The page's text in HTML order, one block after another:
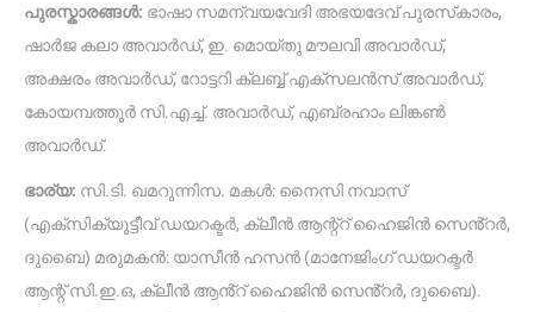
പുരസ്കാരങ്ങൾ: ഭാഷാ സമന്വയവേദി അഭയദേവ് പുരസ്‌കാരം,
ഷാർജ കലാ അവാർഡ്, ഇ. മൊയ്തു‌ മൗലവി അവാർഡ്,
അക്ഷരം അവാർഡ്, റോട്ടറി ക്ലബ്ബ് എക്സലൻസ് അവാർഡ്,
കോയമ്പത്തൂർ സി.എച്ച്. അവാർഡ്, എബ്രഹാം ലിങ്കൺ
അവാർഡ്.
ഭാര്യ: സി.ടി. ഖമറുന്നിസ. മകൾ: നൈസി നവാസ്
(എക്‌സിക്യൂട്ടീവ് ഡയറക്ടർ, ക്ലീൻ ആന്റ്റ് ഹൈജിൻ സെൻ്റർ,
ദുബൈ) മരുമകൻ: യാസീൻ ഹസൻ (മാനേജിംഗ് ഡയറക്ടർ
ആന്റ് സി.ഇ.ഒ, ക്ലീൻ ആൻ്റ് ഹൈജിൻ സെൻ്റർ, ദുബൈ).